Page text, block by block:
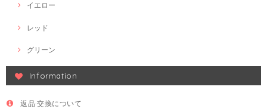
イエロー
レッド
グリーン
Information
返品·交換について